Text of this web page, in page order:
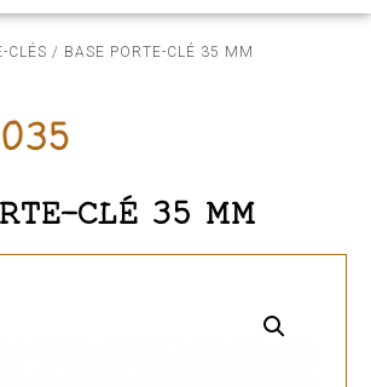
CLÉS / BASE PORTE-CLÉ 35 MM
CLÉ 35 MM